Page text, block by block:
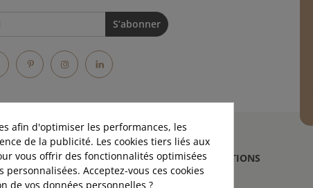
PinterestInstagramLinkedIn
RUBIO
Qui sommes-nous
INFORMATIONS
Livraison
afin d'optimiser les performances, les
de la publicité. Les cookies tiers liés aux
vous offrir des fonctionnalités optimisées
Acceptez-vous ces cookies
de vos données personnelles ?